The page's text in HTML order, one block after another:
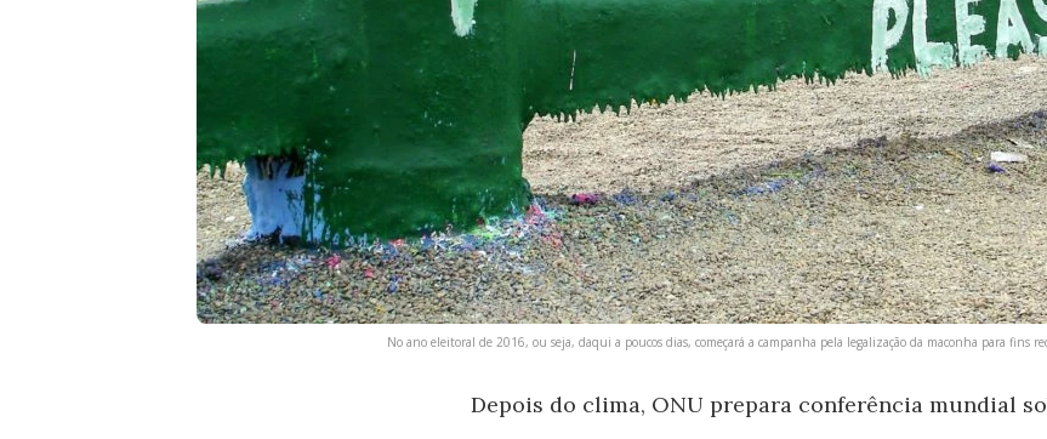
No ano eleitoral de 2016, ou seja, daqui a poucos dias, começará a campanha pela legalização da maconha para fins
Depois do clima, ONU prepara conferência mundial